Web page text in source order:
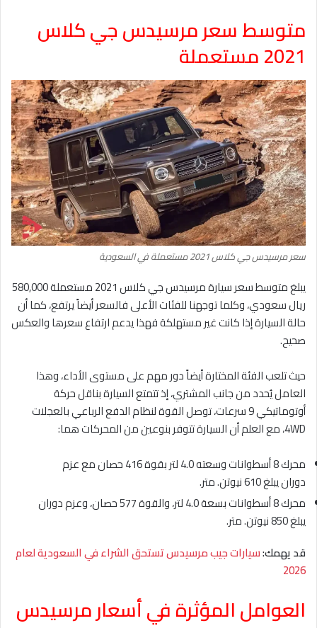
متوسط سعر مرسيدس جي كلاس
2021 مستعملة
سعر مرسيدس جي كلاس 2021 مستعملة في السعودية
يبلغ متوسط سعر سيارة مرسيدس جي كلاس 2021 مستعملة 580,000
ريال سعودي، وكلما توجهنا للفئات الأعلى فالسعر أيضاً يرتفع، كما أن
حالة السيارة إذا كانت غير مستهلكة فهذا يدعم ارتفاع سعرها والعكس
صحيح.
حيث تلعب الفئة المختارة أيضاً دور مهم على مستوى الأداء، وهذا
العامل يُحدد من جانب المشتري، إذ تتمتع السيارة بناقل حركة
أوتوماتيكي 9 سرعات، توصل القوة لنظام الدفع الرباعي بالعجلات
4WD، مع العلم أن السيارة تتوفر بنوعين من المحركات هما:
محرك 8 أسطوانات وسعته 4.0 لتر بقوة 416 حصان مع عزم
دوران يبلغ 610 نيوتن. متر.
محرك 8 أسطوانات بسعة 4.0 لتر، والقوة 577 حصان، وعزم دوران
يبلغ 850 نيوتن. متر.
قد يهمك:سيارات جيب مرسيدس تستحق الشراء في السعودية لعام
2026
العوامل المؤثرة في أسعار مرسيدس